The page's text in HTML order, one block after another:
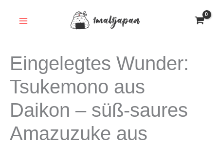
Eingelegtes Wunder:
Tsukemono aus
Daikon – süß-saures
Amazuzuke aus